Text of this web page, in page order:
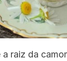
raiz da